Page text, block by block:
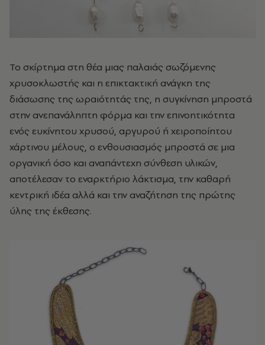
To σκίρτημα στη θέα μιας παλαιάς σωζόμενης
χρυσοκλωστής και η επικτακτική ανάγκη της
διάσωσης της ωραιότητάς της, η συγκίνηση μπροστά
στην ανεπανάληπτη φόρμα και την επινοητικότητα
ενός ευκίνητου χρυσού, αργυρού ή χειροποίητου
χάρτινου μέλους, ο ενθουσιασμός μπροστά σε μια
οργανική όσο και αναπάντεχη σύνθεση υλικών,
αποτέλεσαν το εναρκτήριο λάκτισμα, την καθαρή
κεντρική ιδέα αλλά και την αναζήτηση της πρώτης
ύλης της έκθεσης.